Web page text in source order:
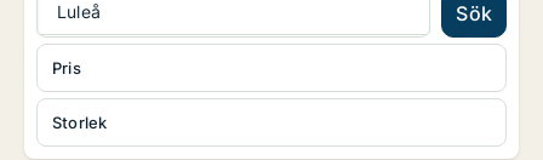
Luleå Sök
Storlek
Pris